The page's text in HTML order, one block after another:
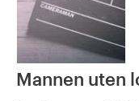
Mannen uten